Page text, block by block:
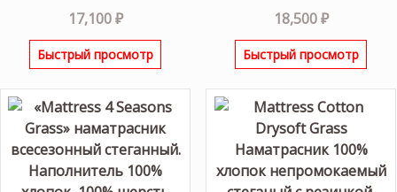
17,100₽
Быстрый просмотр
18,500₽
Быстрый просмотр